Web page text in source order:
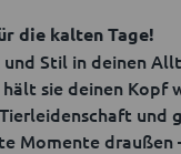
die kalten Tage!
Stil in deinen
sie deinen Kopf
Momente